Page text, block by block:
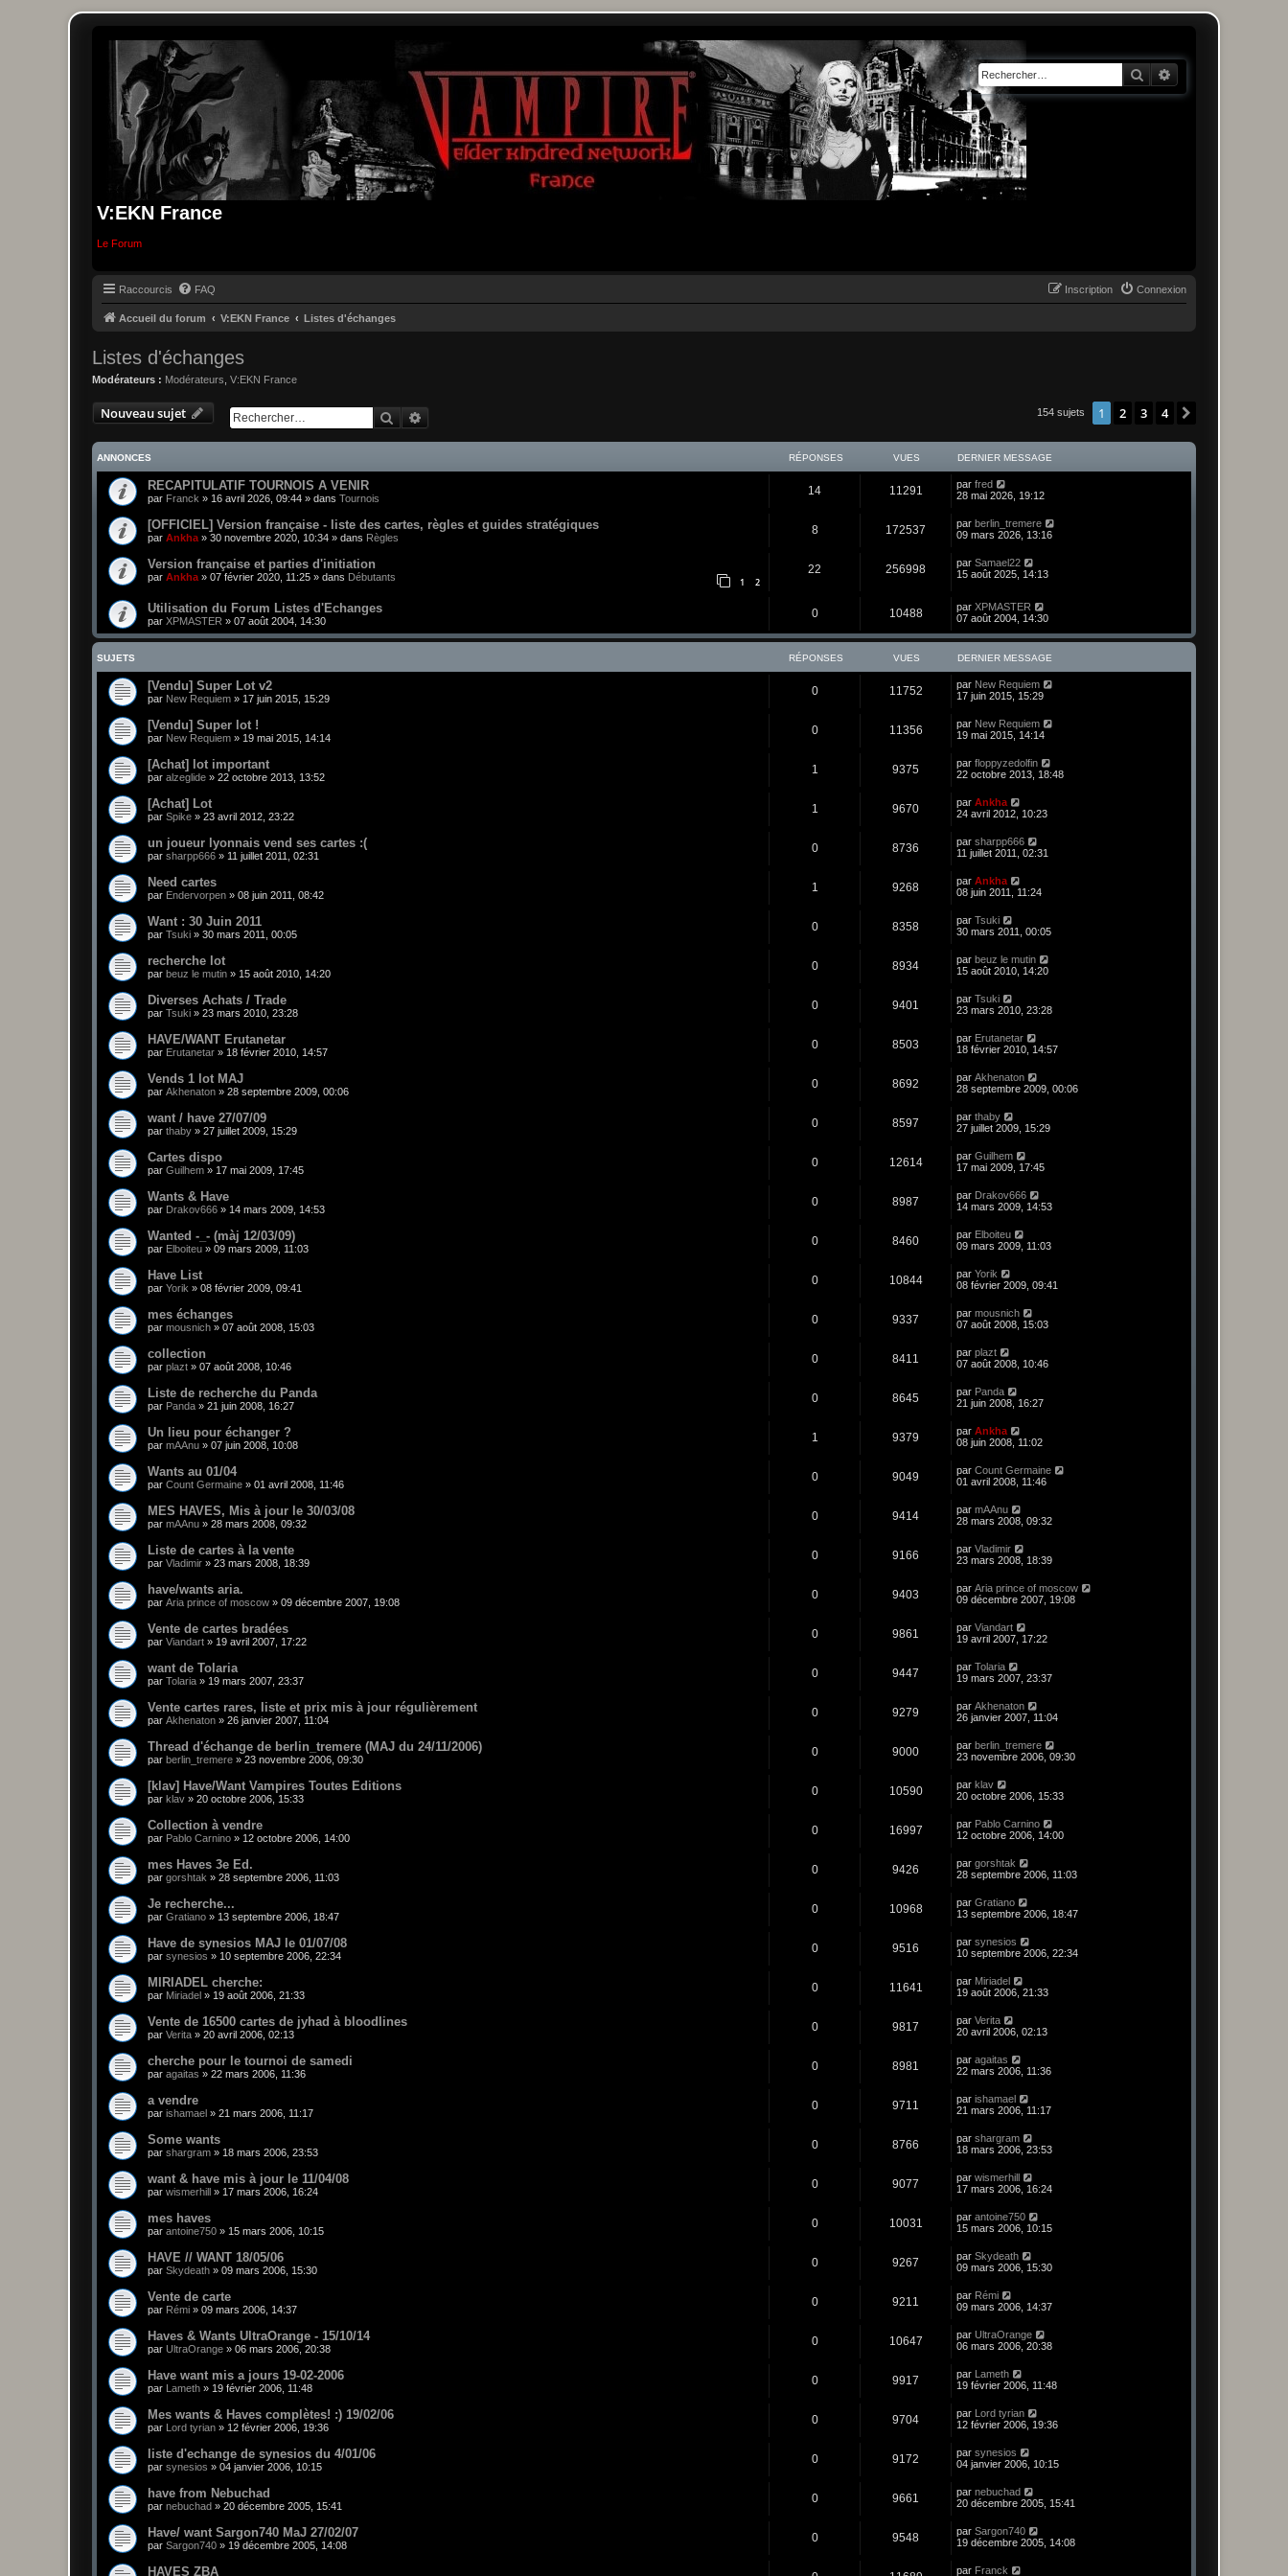
V:EKN France
Le Forum
Rechercher
Raccourcis FAQ Connexion
Inscription
Accueil du forum V:EKN France Listes d'échanges
Listes d'échanges
Modérateurs : Modérateurs V:EKN France
Nouveau sujet Rechercher 154 sujets 1 2 3 4
ANNONCES RÉPONSES VUES DERNIER MESSAGE
RECAPITULATIF TOURNOIS A VENIR
par Franck » 16 avril 2026, 09:44 » dans Tournois
14 11291 par fred
28 mai 2026, 19:12
[OFFICIEL] Version française - liste des cartes, règles et guides stratégiques
par Ankha » 30 novembre 2020, 10:34 » dans Règles
8 172537 par berlin_tremere
09 mars 2026, 13:16
Version française et parties d'initiation
par Ankha » 07 février 2020, 11:25 » dans Débutants 1 2
22 256998 par Samael22
15 août 2025, 14:13
Utilisation du Forum Listes d'Echanges
par XPMASTER » 07 août 2004, 14:30
0 10488 par XPMASTER
07 août 2004, 14:30
SUJETS RÉPONSES VUES DERNIER MESSAGE
[Vendu] Super Lot v2
par New Requiem » 17 juin 2015, 15:29
0 11752 par New Requiem
17 juin 2015, 15:29
[Vendu] Super lot !
par New Requiem » 19 mai 2015, 14:14
0 11356 par New Requiem
19 mai 2015, 14:14
[Achat] lot important
par alzeglide » 22 octobre 2013, 13:52
1 9375 par floppyzedolfin
22 octobre 2013, 18:48
[Achat] Lot
par Spike » 23 avril 2012, 23:22
1 9670 par Ankha
24 avril 2012, 10:23
un joueur lyonnais vend ses cartes :(
par sharpp666 » 11 juillet 2011, 02:31
0 8736 par sharpp666
11 juillet 2011, 02:31
Need cartes
par Endervorpen » 08 juin 2011, 08:42
1 9268 par Ankha
08 juin 2011, 11:24
Want : 30 Juin 2011
par Tsuki » 30 mars 2011, 00:05
0 8358 par Tsuki
30 mars 2011, 00:05
recherche lot
par beuz le mutin » 15 août 2010, 14:20
0 8934 par beuz le mutin
15 août 2010, 14:20
Diverses Achats / Trade
par Tsuki » 23 mars 2010, 23:28
0 9401 par Tsuki
23 mars 2010, 23:28
HAVE/WANT Erutanetar
par Erutanetar » 18 février 2010, 14:57
0 8503 par Erutanetar
18 février 2010, 14:57
Vends 1 lot MAJ
par Akhenaton » 28 septembre 2009, 00:06
0 8692 par Akhenaton
28 septembre 2009, 00:06
want / have 27/07/09
par thaby » 27 juillet 2009, 15:29
0 8597 par thaby
27 juillet 2009, 15:29
Cartes dispo
par Guilhem » 17 mai 2009, 17:45
0 12614 par Guilhem
17 mai 2009, 17:45
Wants & Have
par Drakov666 » 14 mars 2009, 14:53
0 8987 par Drakov666
14 mars 2009, 14:53
Wanted -_- (màj 12/03/09)
par Elboiteu » 09 mars 2009, 11:03
0 8460 par Elboiteu
09 mars 2009, 11:03
Have List
par Yorik » 08 février 2009, 09:41
0 10844 par Yorik
08 février 2009, 09:41
mes échanges
par mousnich » 07 août 2008, 15:03
0 9337 par mousnich
07 août 2008, 15:03
collection
par plazt » 07 août 2008, 10:46
0 8411 par plazt
07 août 2008, 10:46
Liste de recherche du Panda
par Panda » 21 juin 2008, 16:27
0 8645 par Panda
21 juin 2008, 16:27
Un lieu pour échanger ?
par mAAnu » 07 juin 2008, 10:08
1 9379 par Ankha
08 juin 2008, 11:02
Wants au 01/04
par Count Germaine » 01 avril 2008, 11:46
0 9049 par Count Germaine
01 avril 2008, 11:46
MES HAVES, Mis à jour le 30/03/08
par mAAnu » 28 mars 2008, 09:32
0 9414 par mAAnu
28 mars 2008, 09:32
Liste de cartes à la vente
par Vladimir » 23 mars 2008, 18:39
0 9166 par Vladimir
23 mars 2008, 18:39
have/wants aria.
par Aria prince of moscow » 09 décembre 2007, 19:08
0 9403 par Aria prince of moscow
09 décembre 2007, 19:08
Vente de cartes bradées
par Viandart » 19 avril 2007, 17:22
0 9861 par Viandart
19 avril 2007, 17:22
want de Tolaria
par Tolaria » 19 mars 2007, 23:37
0 9447 par Tolaria
19 mars 2007, 23:37
Vente cartes rares, liste et prix mis à jour régulièrement
par Akhenaton » 26 janvier 2007, 11:04
0 9279 par Akhenaton
26 janvier 2007, 11:04
Thread d'échange de berlin_tremere (MAJ du 24/11/2006)
par berlin_tremere » 23 novembre 2006, 09:30
0 9000 par berlin_tremere
23 novembre 2006, 09:30
[klav] Have/Want Vampires Toutes Editions
par klav » 20 octobre 2006, 15:33
0 10590 par klav
20 octobre 2006, 15:33
Collection à vendre
par Pablo Carnino » 12 octobre 2006, 14:00
0 16997 par Pablo Carnino
12 octobre 2006, 14:00
mes Haves 3e Ed.
par gorshtak » 28 septembre 2006, 11:03
0 9426 par gorshtak
28 septembre 2006, 11:03
Je recherche...
par Gratiano » 13 septembre 2006, 18:47
0 10968 par Gratiano
13 septembre 2006, 18:47
Have de synesios MAJ le 01/07/08
par synesios » 10 septembre 2006, 22:34
0 9516 par synesios
10 septembre 2006, 22:34
MIRIADEL cherche:
par Miriadel » 19 août 2006, 21:33
0 11641 par Miriadel
19 août 2006, 21:33
Vente de 16500 cartes de jyhad à bloodlines
par Verita » 20 avril 2006, 02:13
0 9817 par Verita
20 avril 2006, 02:13
cherche pour le tournoi de samedi
par agaitas » 22 mars 2006, 11:36
0 8981 par agaitas
22 mars 2006, 11:36
a vendre
par ishamael » 21 mars 2006, 11:17
0 9711 par ishamael
21 mars 2006, 11:17
Some wants
par shargram » 18 mars 2006, 23:53
0 8766 par shargram
18 mars 2006, 23:53
want & have mis à jour le 11/04/08
par wismerhill » 17 mars 2006, 16:24
0 9077 par wismerhill
17 mars 2006, 16:24
mes haves
par antoine750 » 15 mars 2006, 10:15
0 10031 par antoine750
15 mars 2006, 10:15
HAVE // WANT 18/05/06
par Skydeath » 09 mars 2006, 15:30
0 9267 par Skydeath
09 mars 2006, 15:30
Vente de carte
par Rémi » 09 mars 2006, 14:37
0 9211 par Rémi
09 mars 2006, 14:37
Haves & Wants UltraOrange - 15/10/14
par UltraOrange » 06 mars 2006, 20:38
0 10647 par UltraOrange
06 mars 2006, 20:38
Have want mis a jours 19-02-2006
par Lameth » 19 février 2006, 11:48
0 9917 par
Lameth
19 février 2006, 11:48
Mes wants & Haves complètes! :) 19/02/06
par Lord tyrian » 12 février 2006, 19:36
0 9704 par
Lord tyrian
12 février 2006, 19:36
liste d'echange de synesios du 4/01/06
par synesios » 04 janvier 2006, 10:15
0 9172 par synesios
04 janvier 2006, 10:15
have from Nebuchad
par nebuchad » 20 décembre 2005, 15:41
0 9661 par nebuchad
20 décembre 2005, 15:41
Have/ want Sargon740 MaJ 27/02/07
par Sargon740 » 19 décembre 2005, 14:08
0 9548 par Sargon740
19 décembre 2005, 14:08
HAVES ZBA par Franck